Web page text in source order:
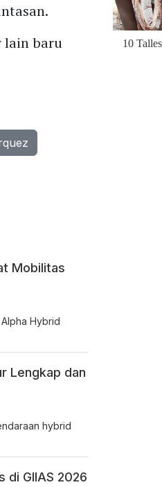
lain baru
Mobilitas
Hybrid
Lengkap dan
hybrid
di GIIAS 2026